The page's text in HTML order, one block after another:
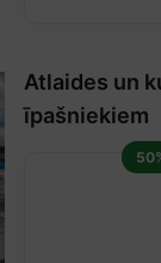
Atlaides un
īpašniekiem